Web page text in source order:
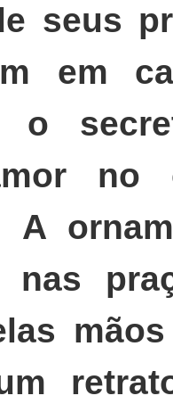
seus
em
o
no
A
nas